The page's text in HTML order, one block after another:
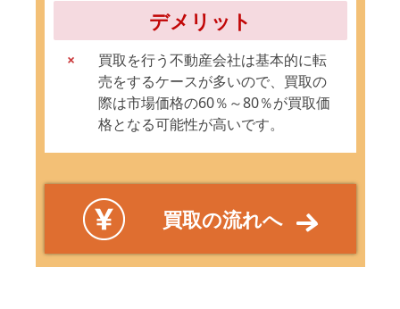
デメリット
買取を行う不動産会社は基本的に転
売をするケースが多いので、買取の
際は市場価格の60％～80％が買取価
格となる可能性が高いです。
買取の流れへ